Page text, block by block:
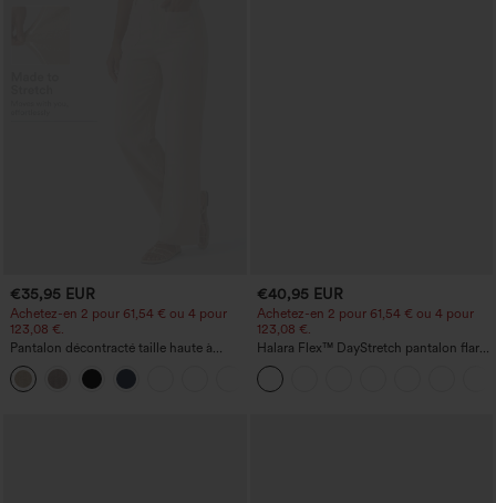
€35,95 EUR
Achetez-en 2 pour 61,54 € ou 4 pour
123,08 €.
Pantalon décontracté taille haute à
jambe droite, effet lin, avec poches
€40,95 EUR
Achetez-en 2 pour 61,54 € ou 4 pour
123,08 €.
Halara Flex™ DayStretch pantalon flare
de travail, taille mi-haute, poche latérale
zippée